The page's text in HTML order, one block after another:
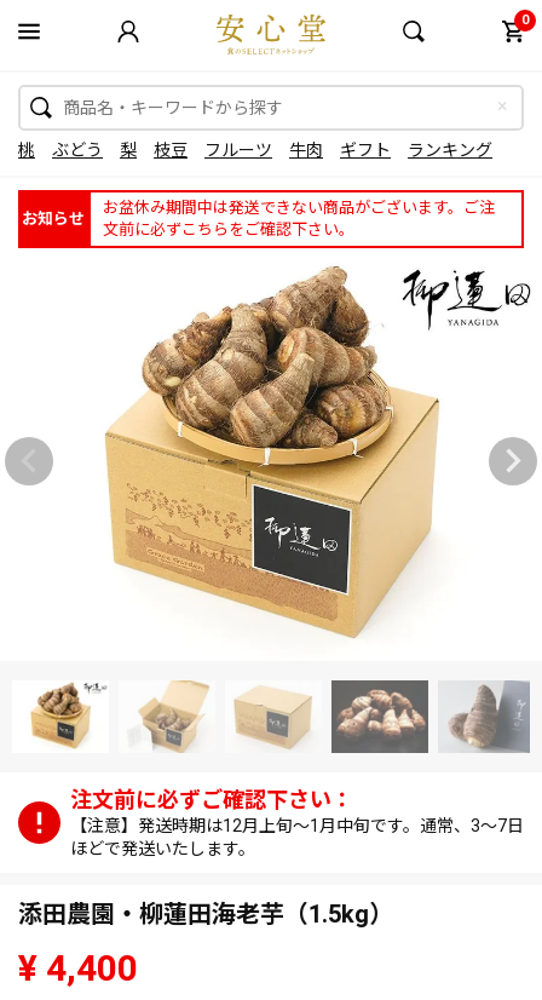
0
桃 ぶどう 梨 枝豆 フルーツ 牛肉 ギフト ランキング
お知らせ
お盆休み期間中は発送できない商品がございます。ご注
文前に必ずこちらをご確認下さい。
【注意】発送時期は12月上旬～1月中旬です。通常、3～7日
ほどで発送いたします。
添田農園・柳蓮田海老芋（1.5kg）
¥ 4,400